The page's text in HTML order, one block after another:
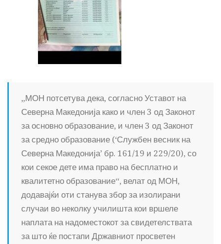
„МОН потсетува дека, согласно Уставот на
Северна Македонија како и член 3 од Законот
за основно образование, и член 3 од Законот
за средно образование (‘Службен весник на
Северна Македонија’ бр. 161/19 и 229/20), со
кои секое дете има право на бесплатно и
квалитетно образование“, велат од МОН,
додавајќи оти станува збор за изолирани
случаи во неколку училишта кои вршеле
наплата на надоместокот за свидетелствата
за што ќе постапи Државниот просветен